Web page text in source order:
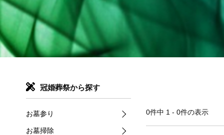
0件中 1 - 0件の表示
冠婚葬祭から探す
お墓参り
お墓掃除